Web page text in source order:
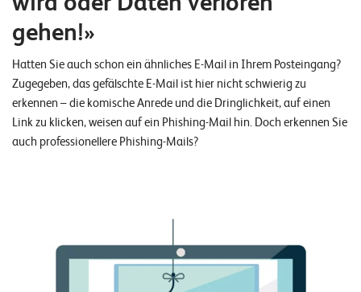
m
n
K
a
r
gehen!»
Hatten Sie auch schon ein ähnliches E-Mail in Ihrem Posteingang?
Zugegeben, das gefälschte E-Mail ist hier nicht schwierig zu
erkennen – die komische Anrede und die Dringlichkeit, auf einen
Link zu klicken, weisen auf ein Phishing-Mail hin. Doch erkennen Sie
auch professionellere Phishing-Mails?